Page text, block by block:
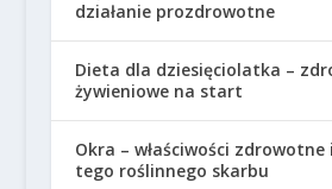
działanie prozdrowotne
Dieta dla dziesięciolatka –
żywieniowe na start
Okra – właściwości zdrowotne
tego roślinnego skarbu